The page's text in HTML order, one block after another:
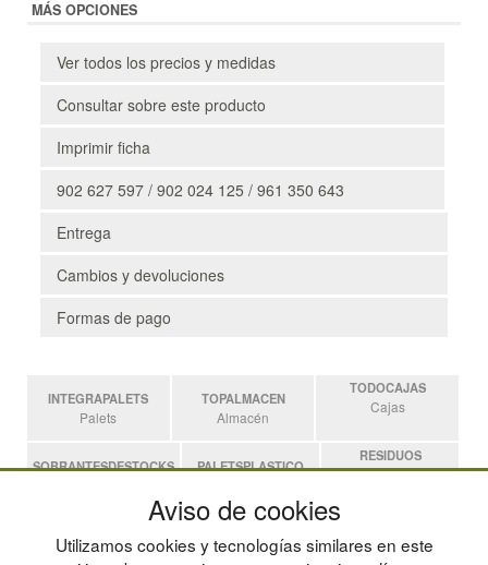
MÁS OPCIONES
Ver todos los precios y medidas
Consultar sobre este producto
Imprimir ficha
902 627 597 / 902 024 125 / 961 350 643
Entrega
Cambios y devoluciones
Formas de pago
INTEGRAPALETS
Palets
TOPALMACEN
Almacén
TODOCAJAS
Cajas
SOBRANTESDESTOCKS PALETSPLASTICO
RESIDUOS
Residuos
Estanterias
Aviso de cookies
Utilizamos cookies y tecnologías similares en este